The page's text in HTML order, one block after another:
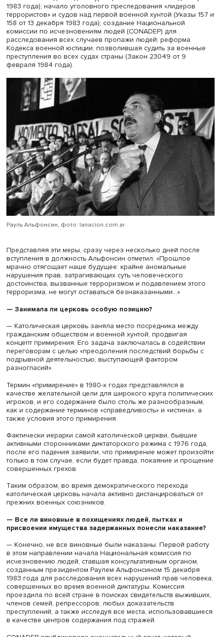
Франсиско Франко в 1976 году?
— Нет. Такого не было.
— Какие силы представляли участники
стороны политической элиты и общества?
— Политические силы, объединившиеся в 1981 году в
многопартийный оппозиционный блок, включающий
основные «независимые» партии. Именно они стали
основным двигателем этого демократического
Среди их требований были безоговорочный выход на
справедливые выборы и пересмотр экономической
При этом осуждение нарушений прав человека не
центрального места в их заявлениях.
— Насколько существенную роль в падении военных
сыграла позиция общества, в частности
погибших в годы диктатуры?
— Заметную роль в этом транзите пытались играть
общественные организации, активизировавшиеся в
году: правозащитники, особенно объединения
родственников жертв, такие как «Матери и бабушки
исчезнувших, требовали обеспечить справедливое
правосудие в отношении всех участников военной
виновных в государственном терроре.
Всем им очень долго затыкали рот, а новые условия
активности.
— Пытались ли военные вмешиваться в ход
кампании и подсчет голосов?
— Пытались, но безуспешно.
Альфонсина и его окружения в отношении
виновных?
— Вся избирательная кампания Альфонсина была
личной харизме новый дискурс, сформированный
демократии как высшей этической ценности,
его кампании.
восстановить «правильное будущее» и как
разрыв с «аморальным прошлым».
Первыми принятыми мерами Альфонсина стали: отмена
амнистии «солдатам диктатуры» (Закон 23040 от 22
1983 года); начало уголовного преследования
террористов» и судов над первой военной хунтой
158 от 13 декабря 1983 года); создание Национальной
комиссии по исчезновениям людей (CONADEP) для
расследования всех случаев пропажи людей; реформа
Кодекса военной юстиции, позволившая судить за
преступления во всех судах страны (Закон 23049 от 9
февраля 1984 года).